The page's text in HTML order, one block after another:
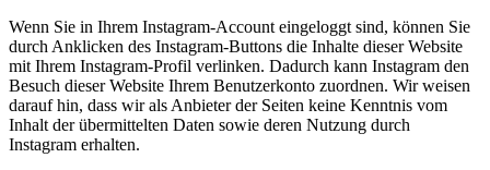
Wenn Sie in Ihrem Instagram-Account eingeloggt sind, können Sie
durch Anklicken des Instagram-Buttons die Inhalte dieser Website
mit Ihrem Instagram-Profil verlinken. Dadurch kann Instagram den
Besuch dieser Website Ihrem Benutzerkonto zuordnen. Wir weisen
darauf hin, dass wir als Anbieter der Seiten keine Kenntnis vom
Inhalt der übermittelten Daten sowie deren Nutzung durch
Instagram erhalten.